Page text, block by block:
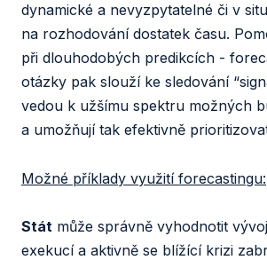
dynamické a nevyzpytatelné či v
na rozhodování dostatek času.
při dlouhodobých predikcích -
otázky pak slouží ke sledování
vedou k užšímu spektru možných
a umožňují tak efektivně
Možné příklady využití forecastingu:
Stát může správně vyhodnotit
exekucí a aktivně se blížící krizi